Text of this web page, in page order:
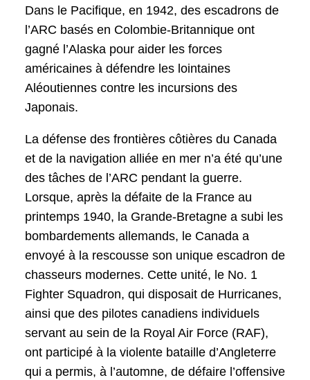
Dans le Pacifique, en 1942, des escadrons de
l’ARC basés en Colombie-Britannique ont
gagné l’Alaska pour aider les forces
américaines à défendre les lointaines
Aléoutiennes contre les incursions des
Japonais.
La défense des frontières côtières du Canada
et de la navigation alliée en mer n’a été qu’une
des tâches de l’ARC pendant la guerre.
Lorsque, après la défaite de la France au
printemps 1940, la Grande-Bretagne a subi les
bombardements allemands, le Canada a
envoyé à la rescousse son unique escadron de
chasseurs modernes. Cette unité, le No. 1
Fighter Squadron, qui disposait de Hurricanes,
ainsi que des pilotes canadiens individuels
servant au sein de la Royal Air Force (RAF),
ont participé à la violente bataille d’Angleterre
qui a permis, à l’automne, de défaire l’offensive